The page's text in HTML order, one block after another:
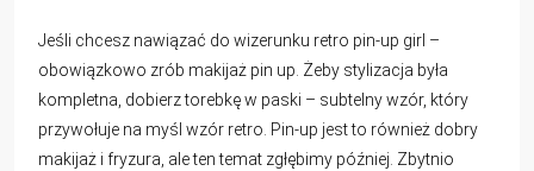
Jeśli chcesz nawiązać do wizerunku retro pin-up girl –
obowiązkowo zrób makijaż pin up. Żeby stylizacja była
kompletna, dobierz torebkę w paski – subtelny wzór, który
przywołuje na myśl wzór retro. Pin-up jest to również dobry
makijaż i fryzura, ale ten temat zgłębimy później. Zbytnio